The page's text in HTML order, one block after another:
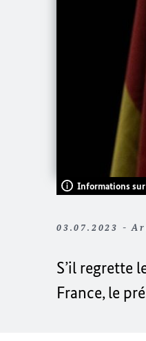
Informations
03.07.2023 -
S’il regrette
France, le